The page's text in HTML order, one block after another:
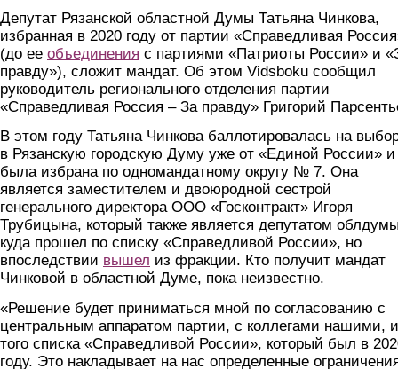
Депутат Рязанской областной Думы Татьяна Чинкова,
избранная в 2020 году от партии «Справедливая
(до ее объединения с партиями «Патриоты России» и
правду»), сложит мандат. Об этом Vidsboku сообщил
руководитель регионального отделения партии
«Справедливая Россия – За правду» Григорий
В этом году Татьяна Чинкова баллотировалась на
в Рязанскую городскую Думу уже от «Единой России» и
была избрана по одномандатному округу № 7. Она
является заместителем и двоюродной сестрой
генерального директора ООО «Госконтракт» Игоря
Трубицына, который также является депутатом
куда прошел по списку «Справедливой России», но
впоследствии вышел из фракции. Кто получит мандат
Чинковой в областной Думе, пока неизвестно.
«Решение будет приниматься мной по согласованию с
центральным аппаратом партии, с коллегами нашими,
того списка «Справедливой России», который был в
году. Это накладывает на нас определенные